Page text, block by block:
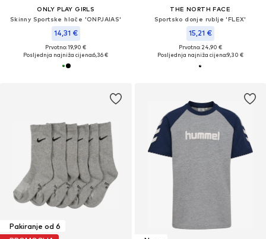
ONLY PLAY GIRLS
Skinny Sportske hlače 'ONPJAIAS'
14,31 €
Prvotno: 19,90 €
Posljednja najniža cijena:6,36 €
THE NORTH FACE
Sportsko donje rublje 'FLEX'
15,21 €
Prvotno: 24,90 €
Posljednja najniža cijena:9,30 €
Pakiranje od 6